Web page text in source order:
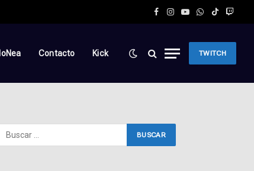
Facebook
Instagram
YouTube
WhatsApp
TikTokTwitch
Contacto Kick TWITCH